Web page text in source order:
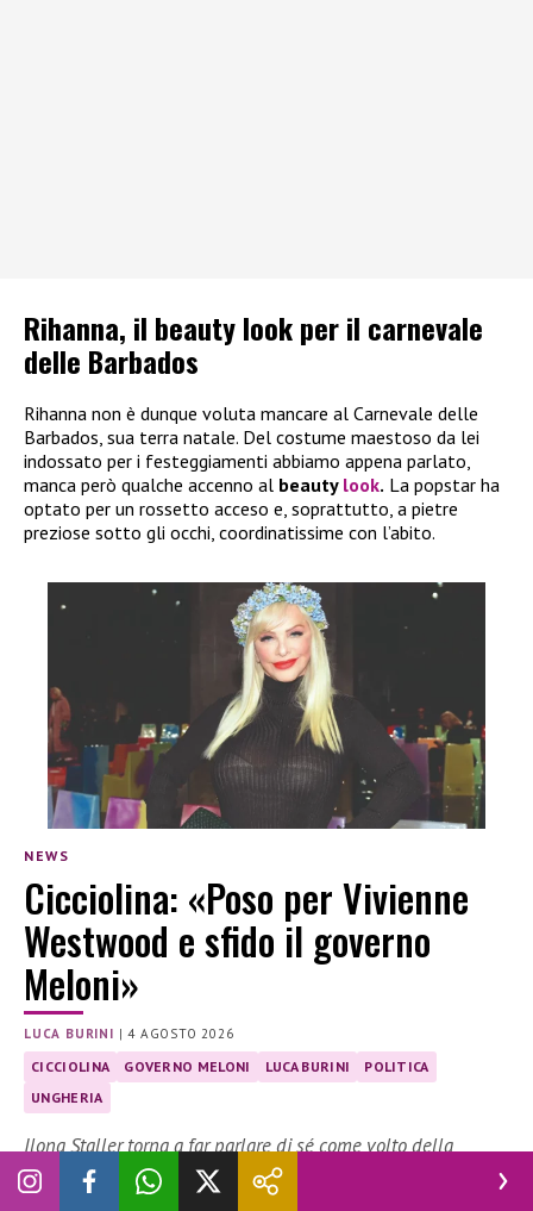
Rihanna, il beauty look per il carnevale
delle Barbados
Rihanna non è dunque voluta mancare al Carnevale delle
Barbados, sua terra natale. Del costume maestoso da lei
indossato per i festeggiamenti abbiamo appena parlato,
manca però qualche accenno al beauty look. La popstar ha
optato per un rossetto acceso e, soprattutto, a pietre
preziose sotto gli occhi, coordinatissime con l’abito.
NEWS
Cicciolina: «Poso per Vivienne
Westwood e sfido il governo
Meloni»
LUCA BURINI |4 AGOSTO 2026
CICCIOLINA GOVERNO MELONI LUCA BURINI
POLITICA
UNGHERIA
Ilona Staller torna a far parlare di sé come volto della
campagna della storica maison britannica. Intanto, prepara
il suo rientro in Parlamento in vista delle elezioni del 2027